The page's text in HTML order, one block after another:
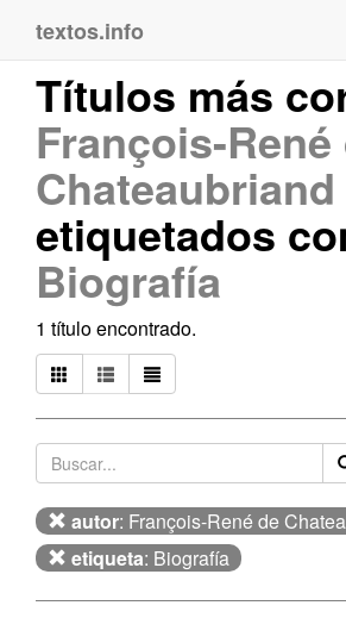
textos.info
Títulos más
François-René
Chateaubriand
etiquetados
Biografía
1 título encontrado.
autor: François-René de
etiqueta: Biografía